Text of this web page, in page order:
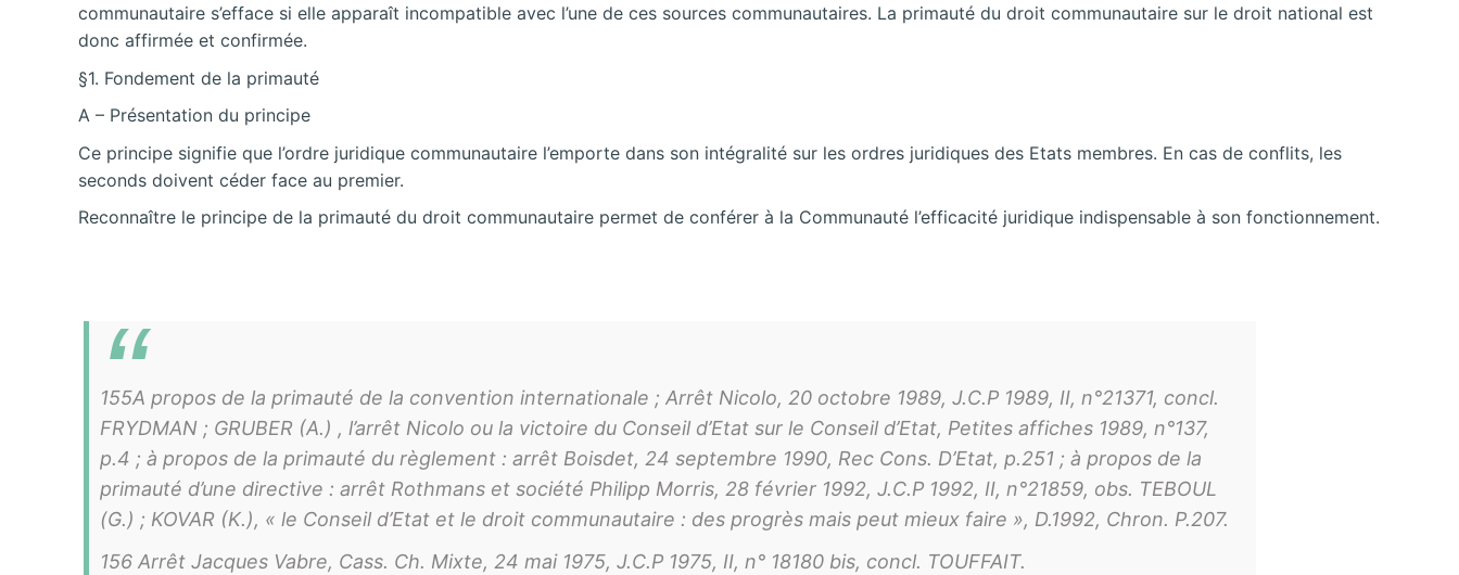
communautaire s’efface si elle apparaît incompatible avec l’une de ces sources communautaires. La primauté du droit communautaire sur le droit national est
donc affirmée et confirmée.
§1. Fondement de la primauté
A – Présentation du principe
Ce principe signifie que l’ordre juridique communautaire l’emporte dans son intégralité sur les ordres juridiques des Etats membres. En cas de conflits, les
seconds doivent céder face au premier.
Reconnaître le principe de la primauté du droit communautaire permet de conférer à la Communauté l’efficacité juridique indispensable à son fonctionnement.
155A propos de la primauté de la convention internationale ; Arrêt Nicolo, 20 octobre 1989, J.C.P 1989, II, n°21371, concl.
FRYDMAN ; GRUBER (A.) , l’arrêt Nicolo ou la victoire du Conseil d’Etat sur le Conseil d’Etat, Petites affiches 1989, n°137,
p.4 ; à propos de la primauté du règlement : arrêt Boisdet, 24 septembre 1990, Rec Cons. D’Etat, p.251 ; à propos de la
primauté d’une directive : arrêt Rothmans et société Philipp Morris, 28 février 1992, J.C.P 1992, II, n°21859, obs. TEBOUL
(G.) ; KOVAR (K.), « le Conseil d’Etat et le droit communautaire : des progrès mais peut mieux faire », D.1992, Chron. P.207.
156 Arrêt Jacques Vabre, Cass. Ch. Mixte, 24 mai 1975, J.C.P 1975, II, n° 18180 bis, concl. TOUFFAIT.